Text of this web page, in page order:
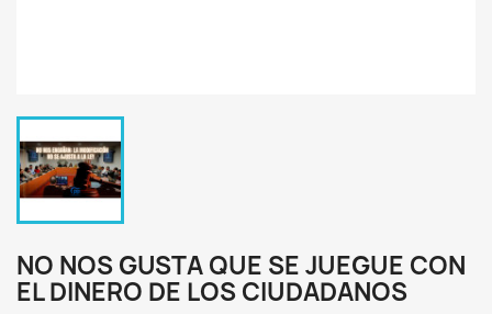
NO NOS GUSTA QUE SE JUEGUE CON
EL DINERO DE LOS CIUDADANOS